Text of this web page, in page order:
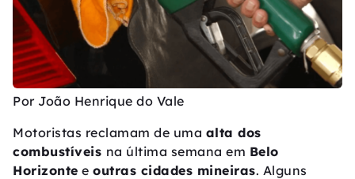
Por João Henrique do Vale
Motoristas reclamam de uma alta dos
combustíveis na última semana em Belo
Horizonte e outras cidades mineiras. Alguns